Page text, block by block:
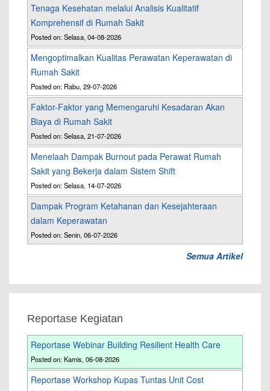
Tenaga Kesehatan melalui Analisis Kualitatif
Komprehensif di Rumah Sakit
Posted on: Selasa, 04-08-2026
Mengoptimalkan Kualitas Perawatan Keperawatan di
Rumah Sakit
Posted on: Rabu, 29-07-2026
Faktor-Faktor yang Memengaruhi Kesadaran Akan
Biaya di Rumah Sakit
Posted on: Selasa, 21-07-2026
Menelaah Dampak Burnout pada Perawat Rumah
Sakit yang Bekerja dalam Sistem Shift
Posted on: Selasa, 14-07-2026
Dampak Program Ketahanan dan Kesejahteraan
dalam Keperawatan
Posted on: Senin, 06-07-2026
Semua Artikel
Reportase Kegiatan
Reportase Webinar Building Resilient Health Care
Posted on: Kamis, 06-08-2026
Reportase Workshop Kupas Tuntas Unit Cost